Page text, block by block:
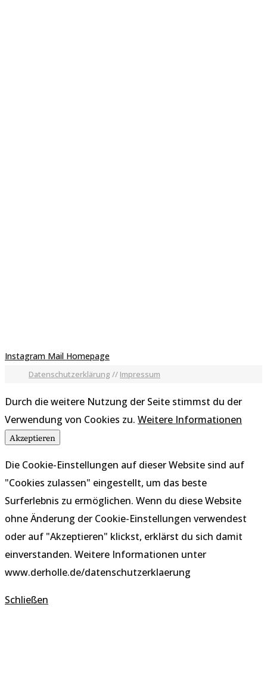
Instagram Mail Homepage
Datenschutzerklärung // Impressum
Durch die weitere Nutzung der Seite stimmst du der
Verwendung von Cookies zu. Weitere Informationen
Akzeptieren
Die Cookie-Einstellungen auf dieser Website sind auf
"Cookies zulassen" eingestellt, um das beste
Surferlebnis zu ermöglichen. Wenn du diese Website
ohne Änderung der Cookie-Einstellungen verwendest
oder auf "Akzeptieren" klickst, erklärst du sich damit
einverstanden. Weitere Informationen unter
www.derholle.de/datenschutzerklaerung
Schließen